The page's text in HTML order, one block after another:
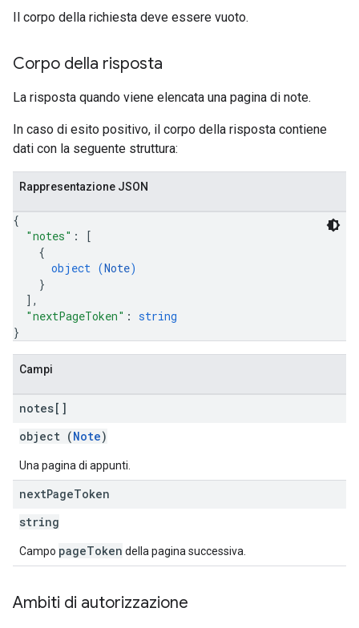
Il corpo della richiesta deve essere vuoto.
Corpo della risposta
La risposta quando viene elencata una pagina di note.
In caso di esito positivo, il corpo della risposta contiene
dati con la seguente struttura:
Rappresentazione JSON
{
"notes" :
[
{
object (Note)
}
] ,
"nextPageToken" : string
}
Campi
notes[]
object (Note)
Una pagina di appunti.
nextPageToken
string
Campo pageToken della pagina successiva.
Ambiti di autorizzazione